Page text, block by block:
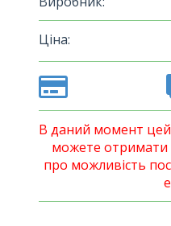
Ціна:
В даний момент цей
можете отримати
про можливість